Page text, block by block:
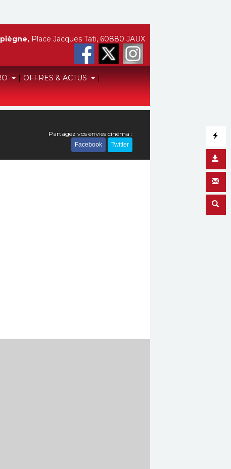
| OFFRES & ACTUS
|
Place Jacques Tati, 60880 JAUX
Partagez vos envies cinéma :
Facebook Twitter